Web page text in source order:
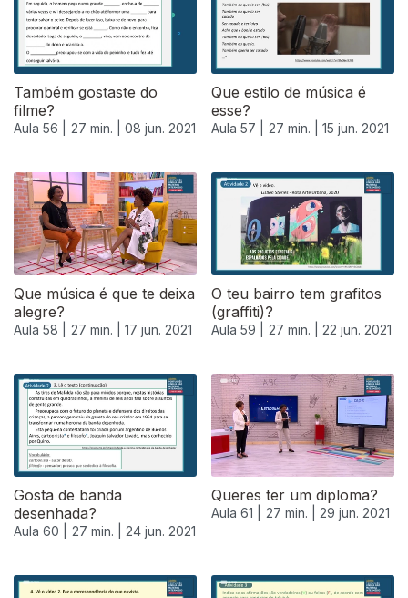
Também gostaste do
filme?
Aula 56 | 27 min. | 08 jun. 2021
Que estilo de música é
esse?
Aula 57 | 27 min. | 15 jun. 2021
Que música é que te deixa
alegre?
Aula 58 | 27 min. | 17 jun. 2021
O teu bairro tem grafitos
(graffiti)?
Aula 59 | 27 min. | 22 jun. 2021
552965
Gosta de banda
desenhada?
Aula 60 | 27 min. | 24 jun. 2021
Queres ter um diploma?
Aula 61 | 27 min. | 29 jun. 2021